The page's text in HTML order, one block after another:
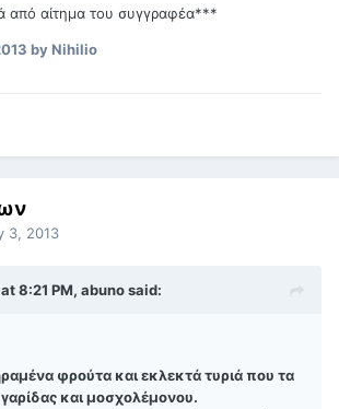
από αίτημα του συγγραφέα***
by Nihilio
3, 2013
8:21 PM, abuno said:
φρούτα και εκλεκτά τυριά που τα
και μοσχολέμονου.